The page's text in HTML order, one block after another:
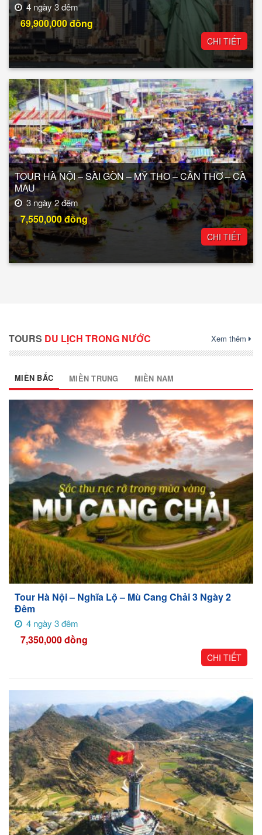
4 ngày 3 đêm
69,900,000đồng
CHI TIẾT
TOUR HÀ NỘI – SÀI GÒN – MỸ THO – CẦN THƠ – CÀ
MAU
3 ngày 2 đêm
7,550,000đồng
CHI TIẾT
TOURS DU LỊCH TRONG NƯỚC Xem thêm
MIỀN BẮC MIỀN TRUNG MIỀN NAM
Tour Hà Nội – Nghĩa Lộ – Mù Cang Chải 3 Ngày 2
Đêm
4 ngày 3 đêm
7,350,000đồng
CHI TIẾT